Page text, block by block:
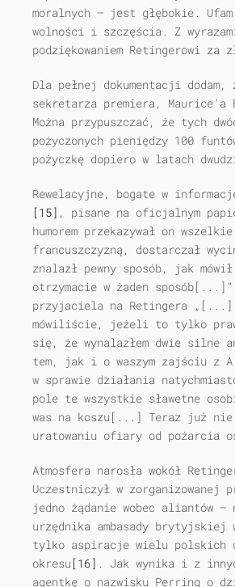
moralnych — jest głębokie.
wolności i szczęścia. Z
podziękowaniem Retingerowi
Dla pełnej dokumentacji
sekretarza premiera, Maurice’a
Można przypuszczać, że tych
pożyczonych pieniędzy 100
pożyczkę dopiero w latach
Rewelacyjne, bogate w
[15] , pisane na oficjalnym
humorem przekazywał on
francuszczyzną, dostarczał
znalazł pewny sposób, jak
otrzymacie w żaden
przyjaciela na Retingera „[...]
mówiliście, jeżeli to tylko
się, że wynalazłem dwie silne
tem, jak i o waszym zajściu z
w sprawie działania
pole te wszystkie sławetne
was na koszu[...] Teraz już nie
uratowaniu ofiary od pożarcia
Atmosfera narosła wokół
Uczestniczył w zorganizowanej
jedno żądanie wobec aliantów
urzędnika ambasady brytyjskiej
tylko aspiracje wielu polskich
okresu [16] . Jak wynika i z
agentkę o nazwisku Perring o